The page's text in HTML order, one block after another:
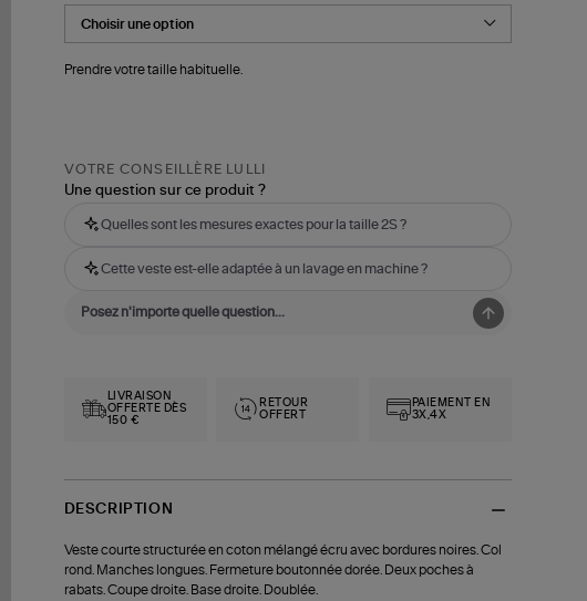
Prendre votre taille habituelle.
VOTRE CONSEILLÈRE LULLI
Une question sur ce produit ?
Quelles sont les mesures exactes pour la taille 2S ?
Cette veste est-elle adaptée à un lavage en machine ?
LIVRAISON
OFFERTE DÈS
150 €
RETOUR
OFFERT
PAIEMENT EN
3X,4X
DESCRIPTION
Veste courte structurée en coton mélangé écru avec bordures noires. Col
rond. Manches longues. Fermeture boutonnée dorée. Deux poches à
rabats. Coupe droite. Base droite. Doublée.